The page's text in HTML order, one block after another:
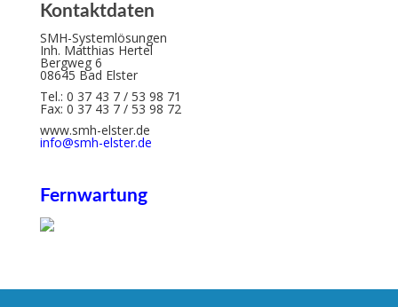
Kontaktdaten
SMH-Systemlösungen
Inh. Matthias Hertel
Bergweg 6
08645 Bad Elster
Tel.: 0 37 43 7 / 53 98 71
Fax: 0 37 43 7 / 53 98 72
www.smh-elster.de
info@smh-elster.de
Fernwartung